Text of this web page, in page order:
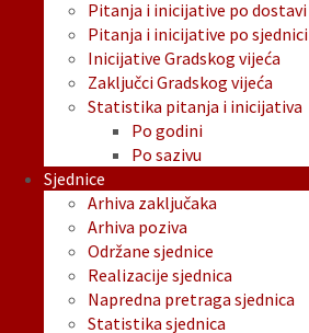
Pitanja i inicijative po dostavi
Pitanja i inicijative po sjednici
Inicijative Gradskog vijeća
Zaključci Gradskog vijeća
Statistika pitanja i inicijativa
Po godini
Po sazivu
Sjednice
Arhiva zaključaka
Arhiva poziva
Održane sjednice
Realizacije sjednica
Napredna pretraga sjednica
Statistika sjednica